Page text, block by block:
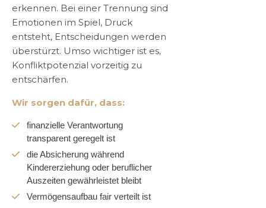
erkennen. Bei einer Trennung sind
Emotionen im Spiel, Druck
entsteht, Entscheidungen werden
überstürzt. Umso wichtiger ist es,
Konfliktpotenzial vorzeitig zu
entschärfen.
Wir sorgen dafür, dass:
finanzielle Verantwortung
transparent geregelt ist
die Absicherung während
Kindererziehung oder beruflicher
Auszeiten gewährleistet bleibt
Vermögensaufbau fair verteilt ist